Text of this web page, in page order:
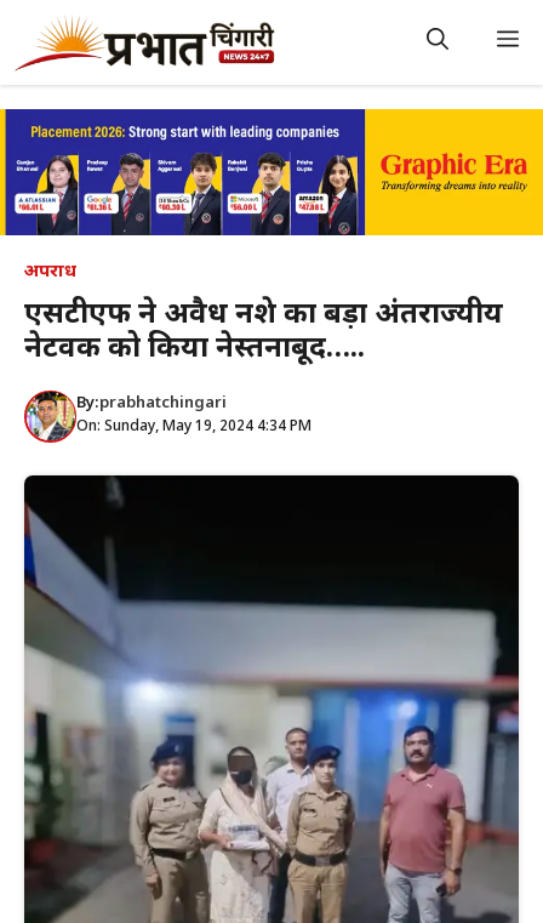
content
अपराध
एसटीएफ ने अवैध नशे का बड़ा अंतर्राज्यीय
नेटवर्क को किया नेस्तनाबूद…..
By:prabhatchingari
On: Sunday, May 19, 2024 4:34 PM